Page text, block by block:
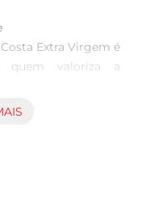
Extra Virgem é
quem valoriza a
destacase por